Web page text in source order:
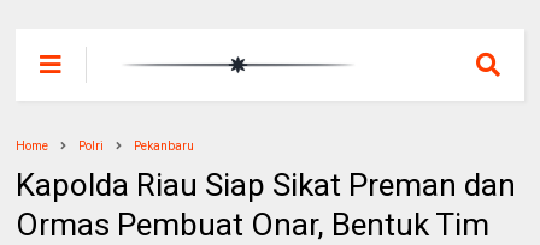
Home Polri Pekanbaru
Kapolda Riau Siap Sikat Preman dan
Ormas Pembuat Onar, Bentuk Tim